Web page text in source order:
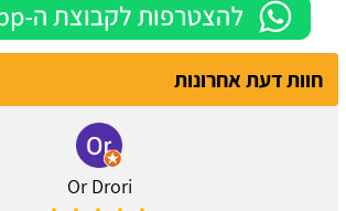
חוות דעת אחרונות
Or Drori